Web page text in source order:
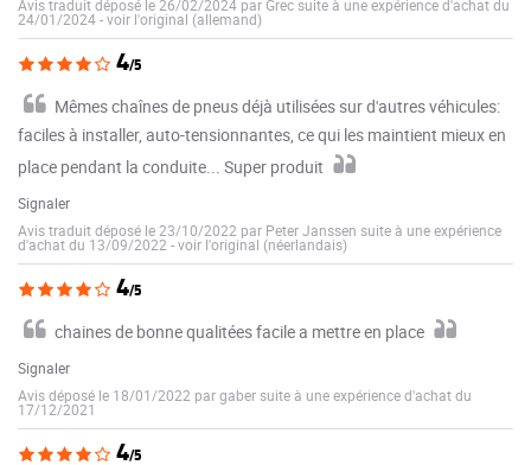
Avis traduit déposé le 26/02/2024 par Grec suite à une expérience d'achat du
24/01/2024-voir l'original (allemand)
4/5
Mêmes chaînes de pneus déjà utilisées sur d'autres véhicules:
faciles à installer, auto-tensionnantes, ce qui les maintient mieux en
place pendant la conduite... Super produit
Signaler
Avis traduit déposé le 23/10/2022 par Peter Janssen suite à une expérience
d'achat du 13/09/2022 -voir l'original (néerlandais)
4/5
chaines de bonne qualitées facile a mettre en place
Signaler
Avis déposé le 18/01/2022 par gaber suite à une expérience d'achat du
17/12/2021
4/5